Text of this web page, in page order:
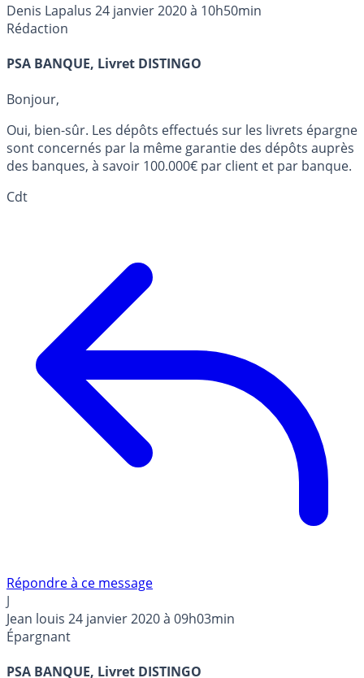
Denis Lapalus 24 janvier 2020 à 10h50min
Rédaction
PSA BANQUE, Livret DISTINGO
Bonjour,
Oui, bien-sûr. Les dépôts effectués sur les livrets épargne
sont concernés par la même garantie des dépôts auprès
des banques, à savoir 100.000€ par client et par banque.
Cdt
Répondre à ce message
J
Jean louis 24 janvier 2020 à 09h03min
Épargnant
PSA BANQUE, Livret DISTINGO